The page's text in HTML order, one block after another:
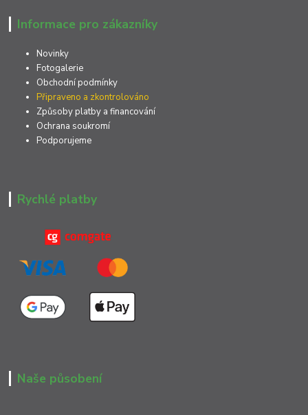
Informace pro zákazníky
Novinky
Fotogalerie
Obchodní podmínky
Připraveno a zkontrolováno
Způsoby platby a financování
Ochrana soukromí
Podporujeme
Rychlé platby
Naše působení